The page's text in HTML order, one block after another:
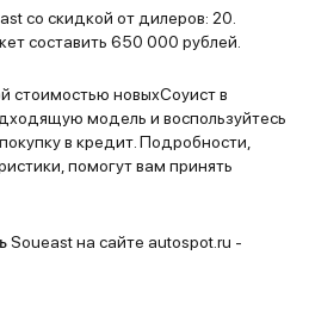
со скидкой от дилеров: 20.
составить 650 000 рублей.
стоимостью новыхСоуист в
модель и воспользуйтесь
в кредит. Подробности,
помогут вам принять
Soueast на сайте autospot.ru -